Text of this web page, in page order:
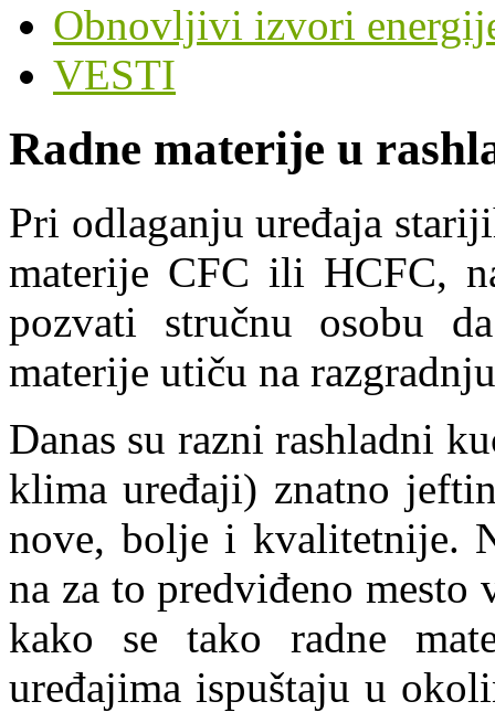
Obnovljivi izvori
VESTI
Radne materije u
Pri odlaganju uređaja
materije CFC ili HCFC,
pozvati stručnu osobu
materije utiču na
Danas su razni rashladni
klima uređaji) znatno
nove, bolje i kvalitetnije.
na za to predviđeno mesto
kako se tako radne
uređajima ispuštaju u